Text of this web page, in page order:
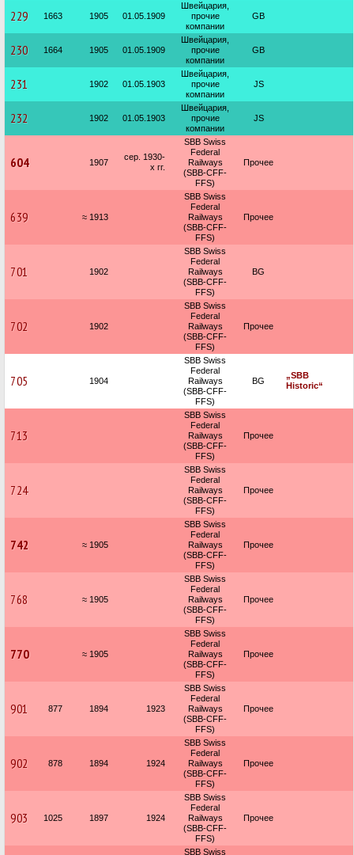
229 1663 1905 01.05.1909
Швейцария,
прочие
компании
GB
230 1664 1905 01.05.1909
Швейцария,
прочие
компании
GB
231 1902 01.05.1903
Швейцария,
прочие
компании
JS
232 1902 01.05.1903
Швейцария,
прочие
компании
JS
604 1907
сер. 1930-
х гг.
SBB Swiss
Federal
Railways
(SBB-CFF-
FFS)
Прочее
639 ≈ 1913
SBB Swiss
Federal
Railways
(SBB-CFF-
FFS)
Прочее
701 1902
SBB Swiss
Federal
Railways
(SBB-CFF-
FFS)
BG
702 1902
SBB Swiss
Federal
Railways
(SBB-CFF-
FFS)
Прочее
705 1904
SBB Swiss
Federal
Railways
(SBB-CFF-
FFS)
BG
„SBB
Historic“
713
SBB Swiss
Federal
Railways
(SBB-CFF-
FFS)
Прочее
724
SBB Swiss
Federal
Railways
(SBB-CFF-
FFS)
Прочее
742 ≈ 1905
SBB Swiss
Federal
Railways
(SBB-CFF-
FFS)
Прочее
768 ≈ 1905
SBB Swiss
Federal
Railways
(SBB-CFF-
FFS)
Прочее
770 ≈ 1905
SBB Swiss
Federal
Railways
(SBB-CFF-
FFS)
Прочее
901 877 1894 1923
SBB Swiss
Federal
Railways
(SBB-CFF-
FFS)
Прочее
902 878 1894 1924
SBB Swiss
Federal
Railways
(SBB-CFF-
FFS)
Прочее
903 1025 1897 1924
SBB Swiss
Federal
Railways
(SBB-CFF-
FFS)
Прочее
SBB Swiss